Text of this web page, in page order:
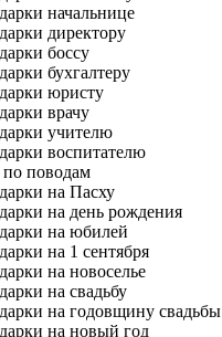
начальнице
директору
боссу
бухгалтеру
юристу
врачу
учителю
воспитателю
поводам
на Пасху
на день рождения
на юбилей
на 1 сентября
на новоселье
на свадьбу
на годовщину свадьбы
на новый год